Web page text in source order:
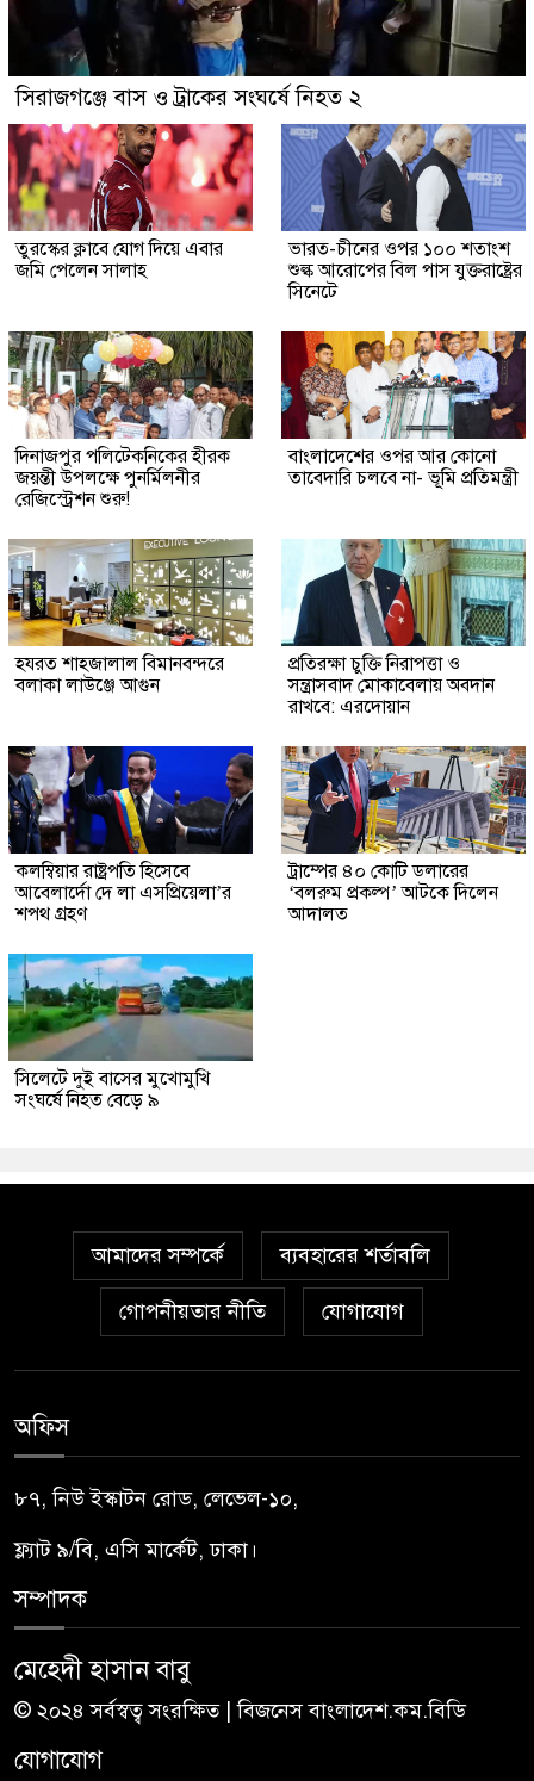
সিরাজগঞ্জে বাস ও ট্রাকের সংঘর্ষে নিহত ২
তুরস্কের ক্লাবে যোগ দিয়ে এবার
জমি পেলেন সালাহ
ভারত-চীনের ওপর ১০০ শতাংশ
শুল্ক আরোপের বিল পাস যুক্তরাষ্ট্রের
সিনেটে
দিনাজপুর পলিটেকনিকের হীরক
জয়ন্তী উপলক্ষে পুনর্মিলনীর
রেজিস্ট্রেশন শুরু!
বাংলাদেশের ওপর আর কোনো
তাবেদারি চলবে না- ভূমি প্রতিমন্ত্রী
হযরত শাহজালাল বিমানবন্দরে
বলাকা লাউঞ্জে আগুন
প্রতিরক্ষা চুক্তি নিরাপত্তা ও
সন্ত্রাসবাদ মোকাবেলায় অবদান
রাখবে: এরদোয়ান
কলম্বিয়ার রাষ্ট্রপতি হিসেবে
আবেলার্দো দে লা এসপ্রিয়েলা’র
শপথ গ্রহণ
ট্রাম্পের ৪০ কোটি ডলারের
‘বলরুম প্রকল্প’ আটকে দিলেন
আদালত
সিলেটে দুই বাসের মুখোমুখি
সংঘর্ষে নিহত বেড়ে ৯
আমাদের সম্পর্কে ব্যবহারের শর্তাবলি
গোপনীয়তার নীতি যোগাযোগ
অফিস
৮৭, নিউ ইস্কাটন রোড, লেভেল-১০,
ফ্ল্যাট ৯/বি, এসি মার্কেট, ঢাকা।
সম্পাদক
মেহেদী হাসান বাবু
© ২০২৪ সর্বস্বত্ব সংরক্ষিত | বিজনেস বাংলাদেশ.কম.বিডি
যোগাযোগ